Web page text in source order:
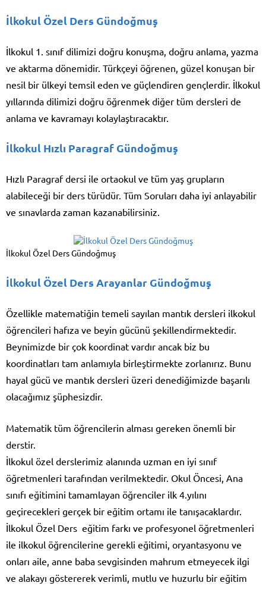
İlkokul Özel Ders Gündoğmuş
İlkokul 1. sınıf dilimizi doğru konuşma, doğru anlama, yazma
ve aktarma dönemidir. Türkçeyi öğrenen, güzel konuşan bir
nesil bir ülkeyi temsil eden ve güçlendiren gençlerdir. İlkokul
yıllarında dilimizi doğru öğrenmek diğer tüm dersleri de
anlama ve kavramayı kolaylaştıracaktır.
İlkokul Hızlı Paragraf Gündoğmuş
Hızlı Paragraf dersi ile ortaokul ve tüm yaş grupların
alabileceği bir ders türüdür. Tüm Soruları daha iyi anlayabilir
ve sınavlarda zaman kazanabilirsiniz.
İlkokul Özel Ders Gündoğmuş
İlkokul Özel Ders Arayanlar Gündoğmuş
Özellikle matematiğin temeli sayılan mantık dersleri ilkokul
öğrencileri hafıza ve beyin gücünü şekillendirmektedir.
Beynimizde bir çok koordinat vardır ancak biz bu
koordinatları tam anlamıyla birleştirmekte zorlanırız. Bunu
hayal gücü ve mantık dersleri üzeri denediğimizde başarılı
olacağımız şüphesizdir.
Matematik tüm öğrencilerin alması gereken önemli bir
derstir.
İlkokul özel derslerimiz alanında uzman en iyi sınıf
öğretmenleri tarafından verilmektedir. Okul Öncesi, Ana
sınıfı eğitimini tamamlayan öğrenciler ilk 4.yılını
geçirecekleri gerçek bir eğitim ortamı ile tanışacaklardır.
İlkokul Özel Ders eğitim farkı ve profesyonel öğretmenleri
ile ilkokul öğrencilerine gerekli eğitimi, oryantasyonu ve
onları aile, anne baba sevgisinden mahrum etmeyecek ilgi
ve alakayı göstererek verimli, mutlu ve huzurlu bir eğitim